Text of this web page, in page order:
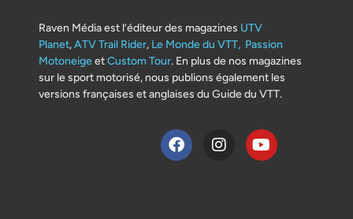
Raven Média est l’éditeur des magazines UTV
Planet,ATV Trail Rider, Le Monde du VTT, Passion
MotoneigeetCustom Tour. En plus de nos magazines
sur le sport motorisé, nous publions également les
versions françaises et anglaises du Guide du VTT.